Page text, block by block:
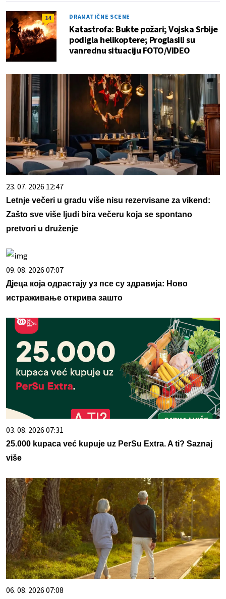
14 DRAMATIČNE SCENE
Katastrofa: Bukte požari; Vojska Srbije
podigla helikoptere; Proglasili su
vanrednu situaciju FOTO/VIDEO
23. 07. 2026 12:47
Letnje večeri u gradu više nisu rezervisane za vikend:
Zašto sve više ljudi bira večeru koja se spontano
pretvori u druženje
09. 08. 2026 07:07
Дјеца која одрастају уз псе су здравија: Ново
истраживање открива зашто
03. 08. 2026 07:31
25.000 kupaca već kupuje uz PerSu Extra. A ti? Saznaj
više
06. 08. 2026 07:08